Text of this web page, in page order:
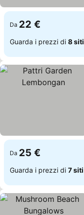
Da 22 €
Guarda i prezzi di 8 siti
Da 25 €
Guarda i prezzi di 7 siti